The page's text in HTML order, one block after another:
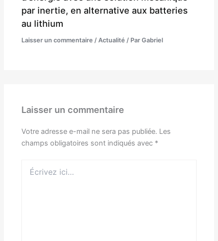
par inertie, en alternative aux batteries
au lithium
Laisser un commentaire / Actualité / ParGabriel
Laisser un commentaire
Votre adresse e-mail ne sera pas publiée. Les
champs obligatoires sont indiqués avec *
ici…